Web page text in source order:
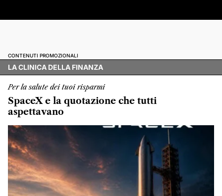
CONTENUTI PROMOZIONALI
LA CLINICA DELLA FINANZA
Per la salute dei tuoi risparmi
SpaceX e la quotazione che tutti
aspettavano